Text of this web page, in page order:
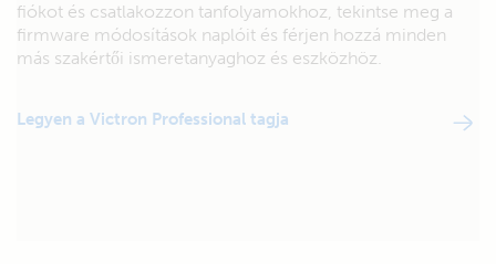
fiókot és csatlakozzon tanfolyamokhoz, tekintse meg a
firmware módosítások naplóit és férjen hozzá minden
más szakértői ismeretanyaghoz és eszközhöz.
Legyen a Victron Professional tagja